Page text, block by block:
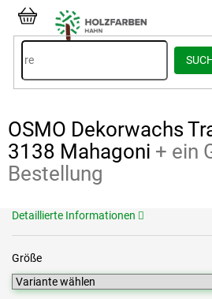
Inhalt
springenWARENKORB
OSMO Dekorwachs
3138 Mahagoni + ein
Bestellung
Größe
Detaillierte Informationen